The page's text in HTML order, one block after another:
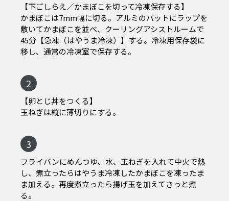
【下ごしらえ／かまぼこを切って冷凍保存する】
かまぼこは7mm幅に切る。アルミのバットにラップを
敷いてかまぼこを並べ、クーリングアシストルームで
45分【急凍（はやうま冷凍）】する。冷凍用保存袋に
移し、通常の冷凍室で保存する。
2
【卵とじ丼をつくる】
玉ねぎは縦に薄切りにする。
3
フライパンにめんつゆ、水、玉ねぎを入れて中火で熱
し、煮立ったらはやうま冷凍したかまぼこを凍ったま
ま加える。再度煮立ったら揚げ玉を加えてさっと煮
る。